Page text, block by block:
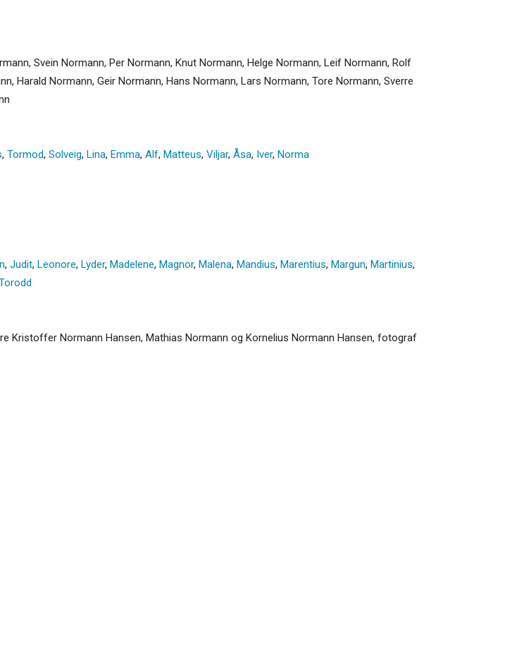
Svein Normann, Per Normann, Knut Normann, Helge Normann, Leif Normann, Rolf
Harald Normann, Geir Normann, Hans Normann, Lars Normann, Tore Normann, Sverre
, Tormod, Solveig, Lina, Emma, Alf, Matteus, Viljar, Åsa, Iver, Norma
, Judit, Leonore, Lyder, Madelene, Magnor, Malena, Mandius, Marentius, Margun, Martinius,
Kristoffer Normann Hansen, Mathias Normann og Kornelius Normann Hansen, fotograf